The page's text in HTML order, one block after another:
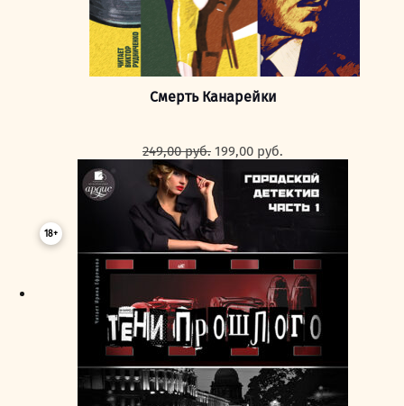
Смерть Канарейки
249,00руб. Первоначальная
составляла
249,00 руб..
199,00 руб.
199,00 руб..
18+